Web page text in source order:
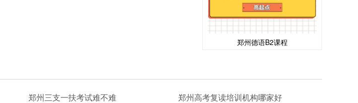
郑州德语B2课程
郑州三支一扶考试难不难 郑州高考复读培训机构哪家好